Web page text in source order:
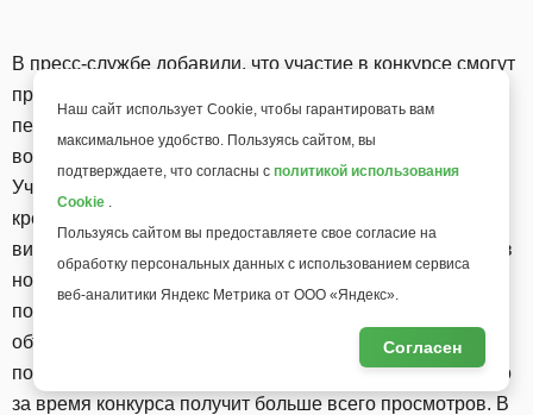
В пресс-службе добавили, что участие в конкурсе смогут
принять школьные учителя и преподаватели
педагогических вузов и колледжей. В состав жюри
войдут представители TikTok и Минпросвещения.
Участники будут оценены в номинациях «Самый
креативный учитель», «Лучший познавательный
видеоролик» и «Учитель — открытие». Уточняется, что в
номинации «Самый креативный учитель» награду
получит автор, сумевший кратко, понятно и креативно
объяснить определенную тему. Во второй номинации
победителем станет учитель, видео с хэштегом которого
за время конкурса получит больше всего просмотров. В
Наш сайт использует Cookie, чтобы гарантировать вам
максимальное удобство. Пользуясь сайтом, вы
подтверждаете, что согласны с политикой использования
Cookie .
Пользуясь сайтом вы предоставляете свое согласие на
обработку персональных данных с использованием сервиса
веб-аналитики Яндекс Метрика от ООО «Яндекс».
Согласен